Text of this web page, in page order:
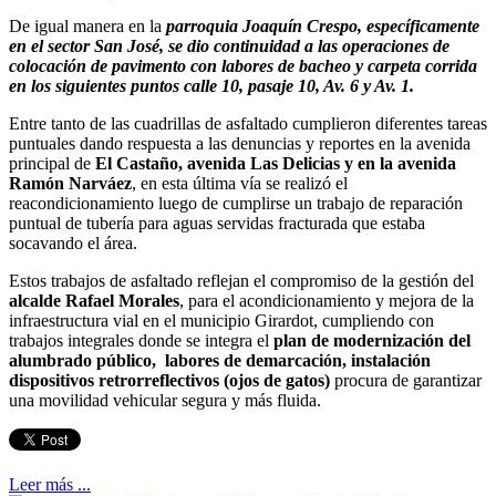
De igual manera en la parroquia Joaquín Crespo, específicamente
en el sector San José, se dio continuidad a las operaciones de
colocación de pavimento con labores de bacheo y carpeta corrida
en los siguientes puntos calle 10, pasaje 10, Av. 6 y Av. 1.
Entre tanto de las cuadrillas de asfaltado cumplieron diferentes tareas
puntuales dando respuesta a las denuncias y reportes en la avenida
principal de El Castaño, avenida Las Delicias y en la avenida
Ramón Narváez, en esta última vía se realizó el
reacondicionamiento luego de cumplirse un trabajo de reparación
puntual de tubería para aguas servidas fracturada que estaba
socavando el área.
Estos trabajos de asfaltado reflejan el compromiso de la gestión del
alcalde Rafael Morales, para el acondicionamiento y mejora de la
infraestructura vial en el municipio Girardot, cumpliendo con
trabajos integrales donde se integra el plan de modernización del
alumbrado público, labores de demarcación, instalación
dispositivos retrorreflectivos (ojos de gatos) procura de garantizar
una movilidad vehicular segura y más fluida.
Leer más ...